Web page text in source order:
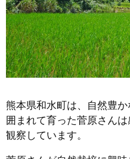
熊本県和水町は、自然豊
囲まれて育った菅原さん
観察しています。